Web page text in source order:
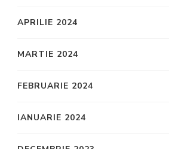
APRILIE 2024
MARTIE 2024
FEBRUARIE 2024
IANUARIE 2024